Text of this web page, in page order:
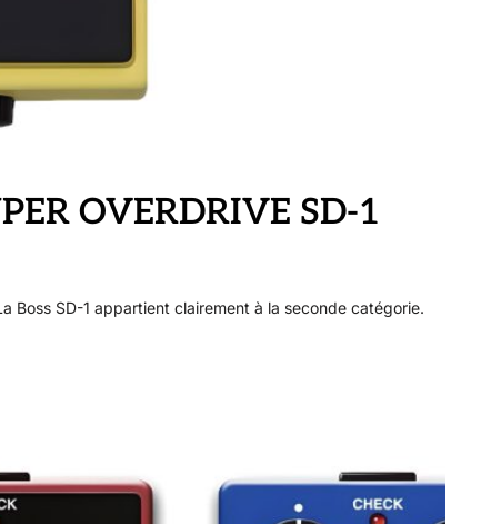
OVERDRIVE SD-1
Boss SD-1 appartient clairement à la seconde catégorie.